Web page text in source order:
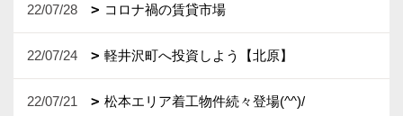
22/07/28 コロナ禍の賃貸市場
22/07/24 軽井沢町へ投資しよう【北原】
22/07/21 松本エリア着工物件続々登場(^^)/